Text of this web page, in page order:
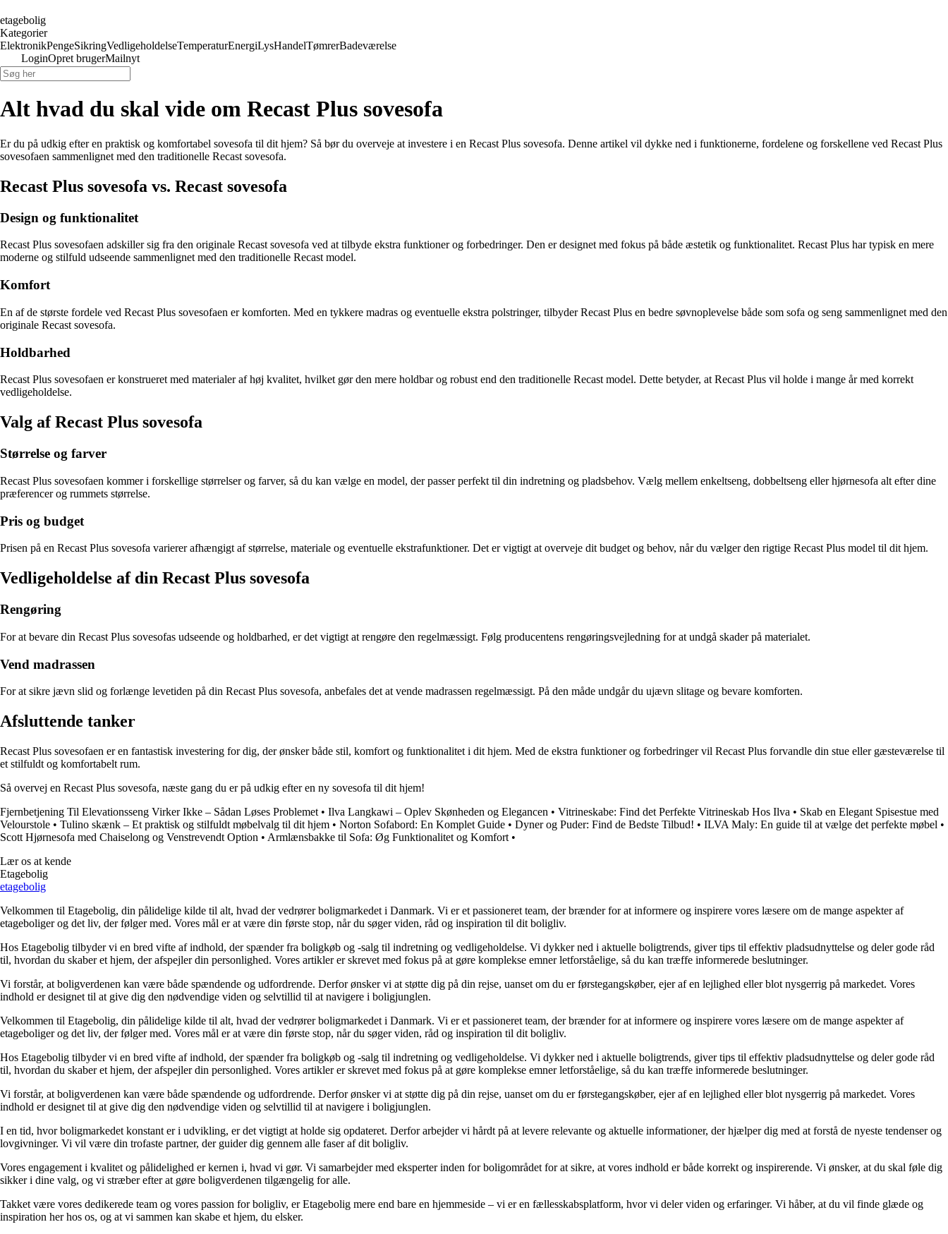
etagebolig
Kategorier
ElektronikPengeSikringVedligeholdelseTemperaturEnergiLysHandelTømrerBadeværelse
LoginOpret brugerMailnyt
Alt hvad du skal vide om Recast Plus sovesofa
Er du på udkig efter en praktisk og komfortabel sovesofa til dit hjem? Så bør du overveje at investere i en Recast Plus sovesofa. Denne artikel vil dykke ned i funktionerne, fordelene og forskellene ved Recast Plus
sovesofaen sammenlignet med den traditionelle Recast sovesofa.
Recast Plus sovesofa vs. Recast sovesofa
Design og funktionalitet
Recast Plus sovesofaen adskiller sig fra den originale Recast sovesofa ved at tilbyde ekstra funktioner og forbedringer. Den er designet med fokus på både æstetik og funktionalitet. Recast Plus har typisk en mere
moderne og stilfuld udseende sammenlignet med den traditionelle Recast model.
Komfort
En af de største fordele ved Recast Plus sovesofaen er komforten. Med en tykkere madras og eventuelle ekstra polstringer, tilbyder Recast Plus en bedre søvnoplevelse både som sofa og seng sammenlignet med den
originale Recast sovesofa.
Holdbarhed
Recast Plus sovesofaen er konstrueret med materialer af høj kvalitet, hvilket gør den mere holdbar og robust end den traditionelle Recast model. Dette betyder, at Recast Plus vil holde i mange år med korrekt
vedligeholdelse.
Valg af Recast Plus sovesofa
Størrelse og farver
Recast Plus sovesofaen kommer i forskellige størrelser og farver, så du kan vælge en model, der passer perfekt til din indretning og pladsbehov. Vælg mellem enkeltseng, dobbeltseng eller hjørnesofa alt efter dine
præferencer og rummets størrelse.
Pris og budget
Prisen på en Recast Plus sovesofa varierer afhængigt af størrelse, materiale og eventuelle ekstrafunktioner. Det er vigtigt at overveje dit budget og behov, når du vælger den rigtige Recast Plus model til dit hjem.
Vedligeholdelse af din Recast Plus sovesofa
Rengøring
For at bevare din Recast Plus sovesofas udseende og holdbarhed, er det vigtigt at rengøre den regelmæssigt. Følg producentens rengøringsvejledning for at undgå skader på materialet.
Vend madrassen
For at sikre jævn slid og forlænge levetiden på din Recast Plus sovesofa, anbefales det at vende madrassen regelmæssigt. På den måde undgår du ujævn slitage og bevare komforten.
Afsluttende tanker
Recast Plus sovesofaen er en fantastisk investering for dig, der ønsker både stil, komfort og funktionalitet i dit hjem. Med de ekstra funktioner og forbedringer vil Recast Plus forvandle din stue eller gæsteværelse til
et stilfuldt og komfortabelt rum.
Så overvej en Recast Plus sovesofa, næste gang du er på udkig efter en ny sovesofa til dit hjem!
Fjernbetjening Til Elevationsseng Virker Ikke – Sådan Løses Problemet • Ilva Langkawi – Oplev Skønheden og Elegancen • Vitrineskabe: Find det Perfekte Vitrineskab Hos Ilva • Skab en Elegant Spisestue med
Velourstole • Tulino skænk – Et praktisk og stilfuldt møbelvalg til dit hjem • Norton Sofabord: En Komplet Guide • Dyner og Puder: Find de Bedste Tilbud! • ILVA Maly: En guide til at vælge det perfekte møbel •
Scott Hjørnesofa med Chaiselong og Venstrevendt Option • Armlænsbakke til Sofa: Øg Funktionalitet og Komfort •
Lær os at kende
Etagebolig
etagebolig
Velkommen til Etagebolig, din pålidelige kilde til alt, hvad der vedrører boligmarkedet i Danmark. Vi er et passioneret team, der brænder for at informere og inspirere vores læsere om de mange aspekter af
etageboliger og det liv, der følger med. Vores mål er at være din første stop, når du søger viden, råd og inspiration til dit boligliv.
Hos Etagebolig tilbyder vi en bred vifte af indhold, der spænder fra boligkøb og -salg til indretning og vedligeholdelse. Vi dykker ned i aktuelle boligtrends, giver tips til effektiv pladsudnyttelse og deler gode råd
til, hvordan du skaber et hjem, der afspejler din personlighed. Vores artikler er skrevet med fokus på at gøre komplekse emner letforståelige, så du kan træffe informerede beslutninger.
Vi forstår, at boligverdenen kan være både spændende og udfordrende. Derfor ønsker vi at støtte dig på din rejse, uanset om du er førstegangskøber, ejer af en lejlighed eller blot nysgerrig på markedet. Vores
indhold er designet til at give dig den nødvendige viden og selvtillid til at navigere i boligjunglen.
Velkommen til Etagebolig, din pålidelige kilde til alt, hvad der vedrører boligmarkedet i Danmark. Vi er et passioneret team, der brænder for at informere og inspirere vores læsere om de mange aspekter af
etageboliger og det liv, der følger med. Vores mål er at være din første stop, når du søger viden, råd og inspiration til dit boligliv.
Hos Etagebolig tilbyder vi en bred vifte af indhold, der spænder fra boligkøb og -salg til indretning og vedligeholdelse. Vi dykker ned i aktuelle boligtrends, giver tips til effektiv pladsudnyttelse og deler gode råd
til, hvordan du skaber et hjem, der afspejler din personlighed. Vores artikler er skrevet med fokus på at gøre komplekse emner letforståelige, så du kan træffe informerede beslutninger.
Vi forstår, at boligverdenen kan være både spændende og udfordrende. Derfor ønsker vi at støtte dig på din rejse, uanset om du er førstegangskøber, ejer af en lejlighed eller blot nysgerrig på markedet. Vores
indhold er designet til at give dig den nødvendige viden og selvtillid til at navigere i boligjunglen.
I en tid, hvor boligmarkedet konstant er i udvikling, er det vigtigt at holde sig opdateret. Derfor arbejder vi hårdt på at levere relevante og aktuelle informationer, der hjælper dig med at forstå de nyeste tendenser og
lovgivninger. Vi vil være din trofaste partner, der guider dig gennem alle faser af dit boligliv.
Vores engagement i kvalitet og pålidelighed er kernen i, hvad vi gør. Vi samarbejder med eksperter inden for boligområdet for at sikre, at vores indhold er både korrekt og inspirerende. Vi ønsker, at du skal føle dig
sikker i dine valg, og vi stræber efter at gøre boligverdenen tilgængelig for alle.
Takket være vores dedikerede team og vores passion for boligliv, er Etagebolig mere end bare en hjemmeside – vi er en fællesskabsplatform, hvor vi deler viden og erfaringer. Vi håber, at du vil finde glæde og
inspiration her hos os, og at vi sammen kan skabe et hjem, du elsker.